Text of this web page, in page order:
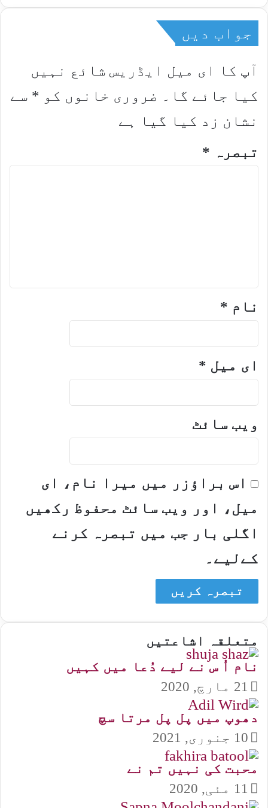
جواب دیں
آپ کا ای میل ایڈریس شائع نہیں
کیا جائے گا۔
ضروری خانوں کو * سے
نشان زد کیا گیا ہے
تبصرہ *
نام *
ای میل *
ویب‌ سائٹ
اس براؤزر میں میرا نام، ای
میل، اور ویب سائٹ محفوظ رکھیں
اگلی بار جب میں تبصرہ کرنے
کےلیے۔
متعلقہ اشاعتیں
نام اُ س نے لیے دُعا میں کہیں
21 مارچ, 2020
دھوپ میں پل پل مرتا سچ
10 جنوری, 2021
محبت کی نہیں تم نے
11 مئی, 2020